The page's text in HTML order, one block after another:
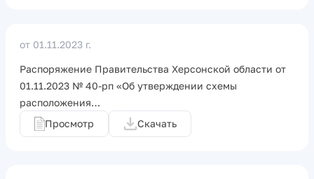
от 01.11.2023 г.
Распоряжение Правительства Херсонской области от
01.11.2023 № 40-рп «Об утверждении схемы
расположения…
Просмотр
Скачать